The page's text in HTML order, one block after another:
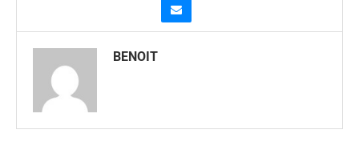
BENOIT